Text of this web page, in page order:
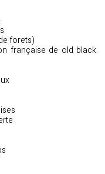
forets)
française de old black